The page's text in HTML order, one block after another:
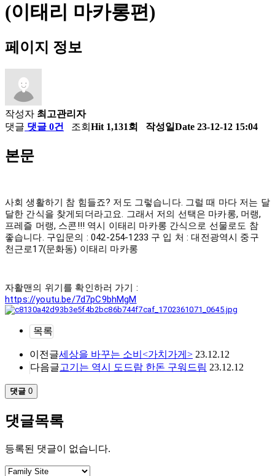
(이태리 마카롱편)
페이지 정보
작성자 최고관리자
댓글 댓글 0건 조회 Hit 1,131회 작성일Date 23-12-12 15:04
본문
사회 생활하기 참 힘들죠? 저도 그렇습니다. 그럴 때 마다 저는 달
달한 간식을 찾게되더라고요. 그래서 저의 선택은 마카롱, 머랭,
프레즐 머랭, 스콘!!! 역시 이태리 마카롱 간식으로 선물로도 참
좋습니다. 구입문의 : 042-254-1233 구 입 처 : 대전광역시 중구
천근로17(문화동) 이태리 마카롱
자활맨의 위기를 확인하러 가기 :
https://youtu.be/7d7pC9bhMgM
목록
이전글세상을 바꾸는 소비<가치가게> 23.12.12
다음글고기는 역시 도드람 한돈 구워드림 23.12.12
댓글 0
댓글목록
등록된 댓글이 없습니다.